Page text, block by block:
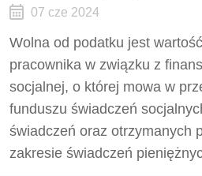
07 cze 2024
Wolna od podatku jest
pracownika w związku z
socjalnej, o której mowa w
funduszu świadczeń
świadczeń oraz otrzymanych
zakresie świadczeń